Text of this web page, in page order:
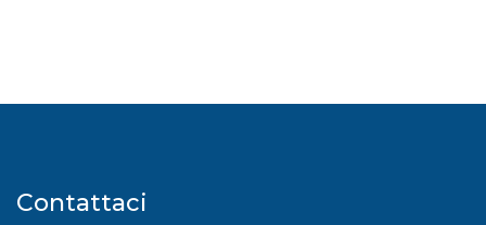
Contattaci